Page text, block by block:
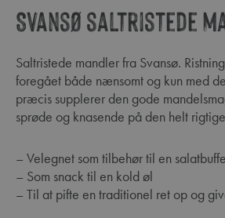
Svansø saltristede
Saltristede mandler fra Svansø. Ristningen af mandlerne er
foregået både nænsomt og kun med
præcis supplerer den gode
sprøde og knasende på den helt
– Velegnet som tilbehør til en
– Som snack til en kold øl
– Til at pifte en traditionel ret op og